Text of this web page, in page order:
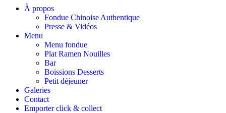
À propos
Fondue Chinoise Authentique
Presse & Vidéos
Menu
Menu fondue
Plat Ramen Nouilles
Bar
Boissions Desserts
Petit déjeuner
Galeries
Contact
Emporter click & collect